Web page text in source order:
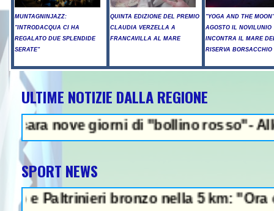
MUNTAGNINJAZZ:
"INTRODACQUA CI HA
REGALATO DUE SPLENDIDE
SERATE"
QUINTA EDIZIONE DEL PREMIO
CLAUDIA VERZELLA A
FRANCAVILLA AL MARE
"YOGA AND THE
AGOSTO IL NOVILUNIO
INCONTRA IL MARE
RISERVA BORSACCHIO
ULTIME NOTIZIE DALLA REGIONE
giorni di "bollino rosso"-
SPORT NEWS
bronzo nella 5 km: "Ora ci
NEWS IN